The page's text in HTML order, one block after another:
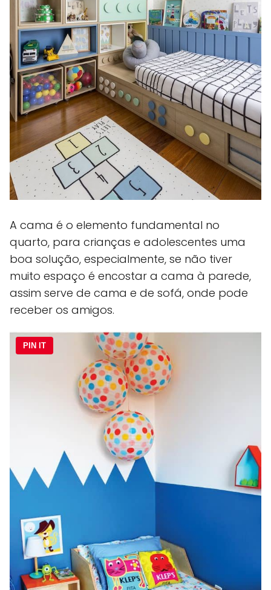
A cama é o elemento fundamental no
quarto, para crianças e adolescentes uma
boa solução, especialmente, se não tiver
muito espaço é encostar a cama à parede,
assim serve de cama e de sofá, onde pode
receber os amigos.
PIN IT